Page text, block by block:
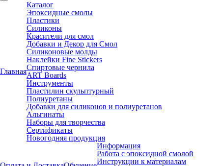
Главная
Каталог
Эпоксидные смолы
Пластики
Силиконы
Красители для смол
Добавки и Декор для Смол
Силиконовые молды
Наклейки Fine Stickers
Спиртовые чернила
ART Boards
Инструменты
Пластилин скульптурный
Полиуретаны
Добавки для силиконов и полиуретанов
Альгинаты
Наборы для творчества
Сертификаты
Новогодняя продукция
Информация
Работа с эпоксидной смолой
Инструкции к материалам